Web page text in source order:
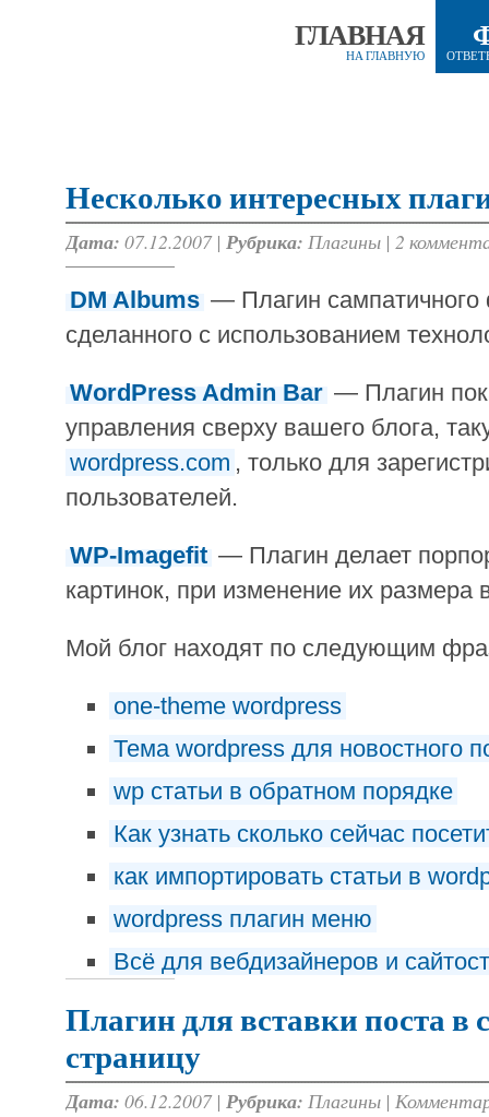
ГЛАВНАЯ
НА ГЛАВНУЮ
Несколько интересных
Дата: 07.12.2007 | Рубрика: Плагины | 2
DM Albums — Плагин
сделанного с использованием
WordPress Admin Bar — Плагин
управления сверху вашего блога,
wordpress.com , только для
пользователей.
WP-Imagefit — Плагин делает
картинок, при изменение их размера
Мой блог находят по следующим
one-theme wordpress
Тема wordpress для новостного
wp статьи в обратном порядке
Как узнать сколько сейчас
как импортировать статьи в
wordpress плагин меню
Всё для вебдизайнеров и
Плагин для вставки поста в
страницу
Дата: 06.12.2007 | Рубрика: Плагины |